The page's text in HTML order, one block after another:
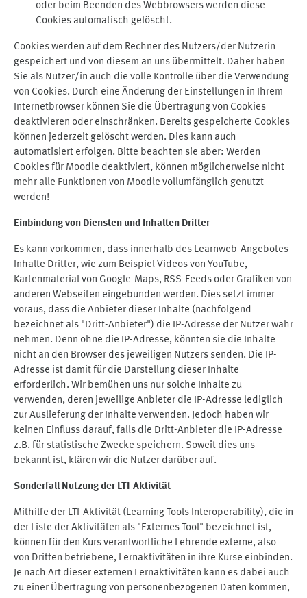
oder beim Beenden des Webbrowsers werden diese
Cookies automatisch gelöscht.
Cookies werden auf dem Rechner des Nutzers/der Nutzerin
gespeichert und von diesem an uns übermittelt. Daher haben
Sie als Nutzer/in auch die volle Kontrolle über die Verwendung
von Cookies. Durch eine Änderung der Einstellungen in Ihrem
Internetbrowser können Sie die Übertragung von Cookies
deaktivieren oder einschränken. Bereits gespeicherte Cookies
können jederzeit gelöscht werden. Dies kann auch
automatisiert erfolgen. Bitte beachten sie aber: Werden
Cookies für Moodle deaktiviert, können möglicherweise nicht
mehr alle Funktionen von Moodle vollumfänglich genutzt
werden!
Einbindung von Diensten und Inhalten Dritter
Es kann vorkommen, dass innerhalb des Learnweb-Angebotes
Inhalte Dritter, wie zum Beispiel Videos von YouTube,
Kartenmaterial von Google-Maps, RSS-Feeds oder Grafiken von
anderen Webseiten eingebunden werden. Dies setzt immer
voraus, dass die Anbieter dieser Inhalte (nachfolgend
bezeichnet als "Dritt-Anbieter") die IP-Adresse der Nutzer wahr
nehmen. Denn ohne die IP-Adresse, könnten sie die Inhalte
nicht an den Browser des jeweiligen Nutzers senden. Die IP-
Adresse ist damit für die Darstellung dieser Inhalte
erforderlich. Wir bemühen uns nur solche Inhalte zu
verwenden, deren jeweilige Anbieter die IP-Adresse lediglich
zur Auslieferung der Inhalte verwenden. Jedoch haben wir
keinen Einfluss darauf, falls die Dritt-Anbieter die IP-Adresse
z.B. für statistische Zwecke speichern. Soweit dies uns
bekannt ist, klären wir die Nutzer darüber auf.
Sonderfall Nutzung der LTI-Aktivität
Mithilfe der LTI-Aktivität (Learning Tools Interoperability), die in
der Liste der Aktivitäten als "Externes Tool" bezeichnet ist,
können für den Kurs verantwortliche Lehrende externe, also
von Dritten betriebene, Lernaktivitäten in ihre Kurse einbinden.
Je nach Art dieser externen Lernaktivitäten kann es dabei auch
zu einer Übertragung von personenbezogenen Daten kommen,